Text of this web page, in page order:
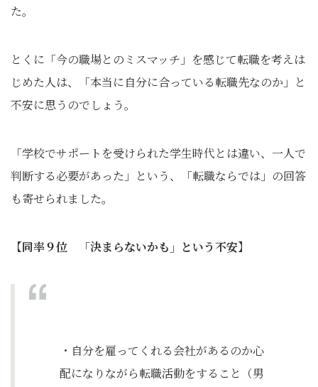
た。
とくに「今の職場とのミスマッチ」を感じて転職を考えは
じめた人は、「本当に自分に合っている転職先なのか」と
不安に思うのでしょう。
「学校でサポートを受けられた学生時代とは違い、一人で
判断する必要があった」という、「転職ならでは」の回答
も寄せられました。
【同率９位 「決まらないかも」という不安】
・自分を雇ってくれる会社があるのか心
配になりながら転職活動をすること（男